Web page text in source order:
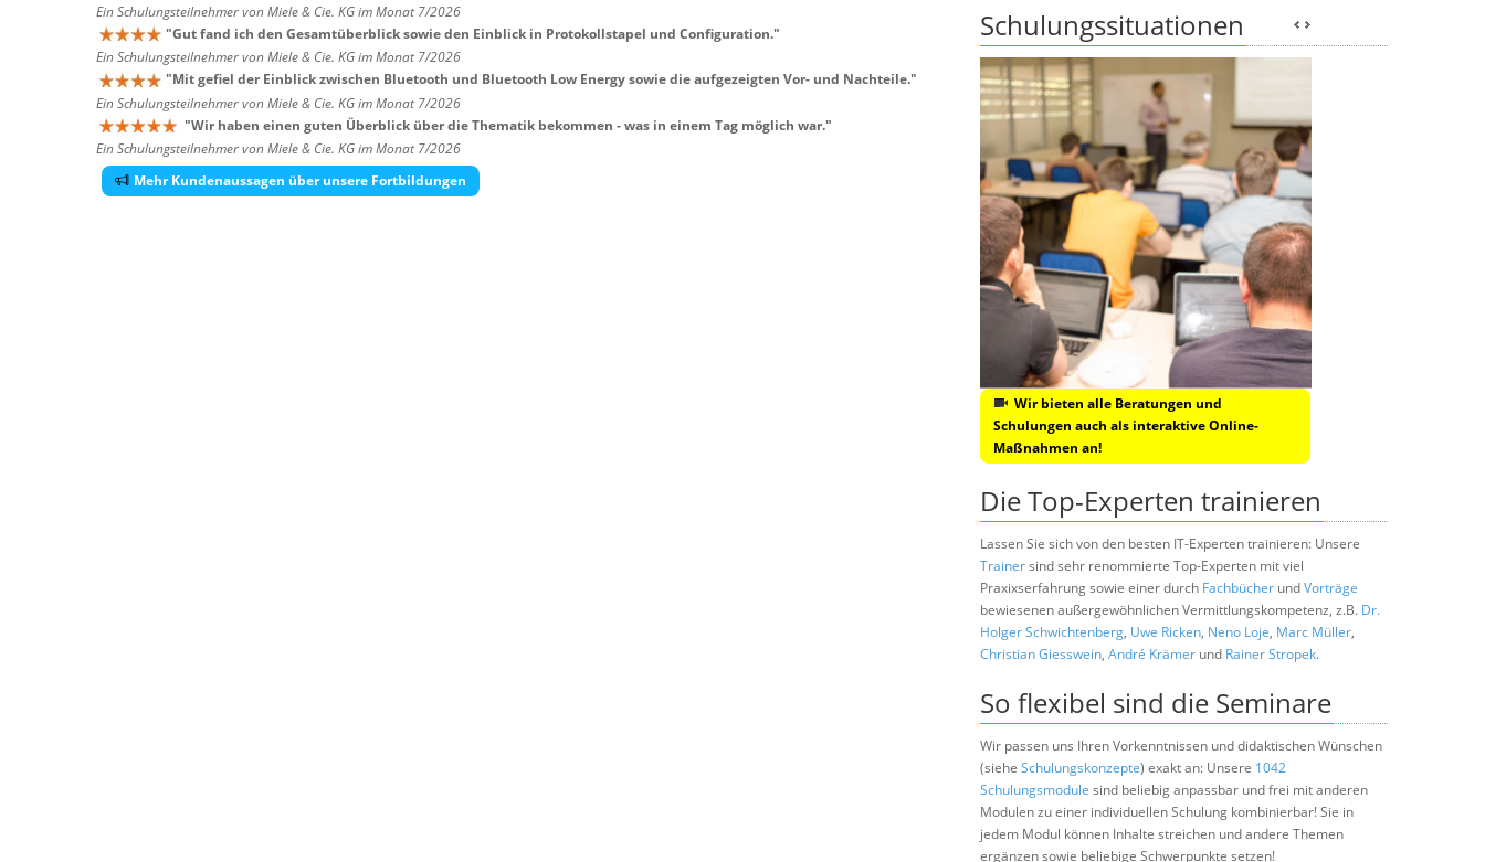
Ein Schulungsteilnehmer von Miele & Cie. KG im Monat 7/2026
"Gut fand ich den Gesamtüberblick sowie den Einblick in Protokollstapel und Configuration."
Ein Schulungsteilnehmer von Miele & Cie. KG im Monat 7/2026
"Mit gefiel der Einblick zwischen Bluetooth und Bluetooth Low Energy sowie die aufgezeigten Vor- und Nachteile."
Ein Schulungsteilnehmer von Miele & Cie. KG im Monat 7/2026
"Wir haben einen guten Überblick über die Thematik bekommen - was in einem Tag möglich war."
Ein Schulungsteilnehmer von Miele & Cie. KG im Monat 7/2026
Mehr Kundenaussagen über unsere Fortbildungen
Schulungssituationen
Wir bieten alle Beratungen und
Schulungen auch als interaktive Online-
Maßnahmen an!
Die Top-Experten trainieren
Lassen Sie sich von den besten IT-Experten trainieren: Unsere
Trainersind sehr renommierte Top-Experten mit viel
Praxixserfahrung sowie einer durch Fachbücher undVorträge
bewiesenen außergewöhnlichen Vermittlungskompetenz, z.B. Dr.
Holger Schwichtenberg, Uwe Ricken, Neno Loje, Marc Müller,
Christian Giesswein, André Krämer und Rainer Stropek.
So flexibel sind die Seminare
Wir passen uns Ihren Vorkenntnissen und didaktischen Wünschen
(siehe Schulungskonzepte) exakt an: Unsere 1042
Schulungsmodule sind beliebig anpassbar und frei mit anderen
Modulen zu einer individuellen Schulung kombinierbar! Sie in
jedem Modul können Inhalte streichen und andere Themen
ergänzen sowie beliebige Schwerpunkte setzen!